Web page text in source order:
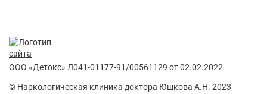
ООО «Детокс» Л041-01177-91/00561129 от 02.02.2022
© Наркологическая клиника доктора Юшкова А.Н. 2023